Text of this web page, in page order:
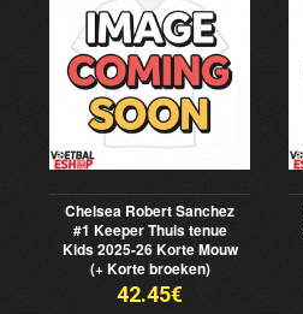
Chelsea Robert Sanchez
#1 Keeper Thuis tenue
Kids 2025-26 Korte Mouw
(+ Korte broeken)
42.45€